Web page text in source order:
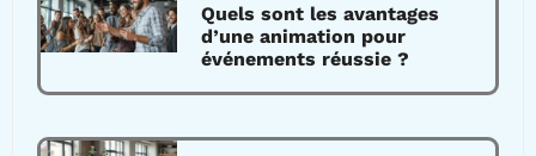
Quels sont les avantages
d’une animation pour
événements réussie ?